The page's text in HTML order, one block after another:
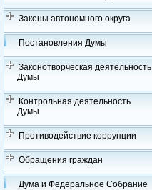
Законы автономного округа
Постановления Думы
Законотворческая деятельность
Думы
Контрольная деятельность
Думы
Противодействие коррупции
Обращения граждан
Дума и Федеральное Собрание